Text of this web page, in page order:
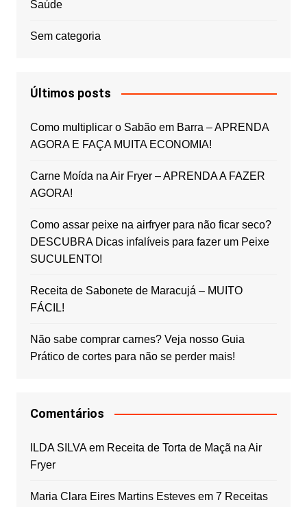
Saúde
Sem categoria
Últimos posts
Como multiplicar o Sabão em Barra – APRENDA
AGORA E FAÇA MUITA ECONOMIA!
Carne Moída na Air Fryer – APRENDA A FAZER
AGORA!
Como assar peixe na airfryer para não ficar seco?
DESCUBRA Dicas infalíveis para fazer um Peixe
SUCULENTO!
Receita de Sabonete de Maracujá – MUITO
FÁCIL!
Não sabe comprar carnes? Veja nosso Guia
Prático de cortes para não se perder mais!
Comentários
ILDA SILVAem Receita de Torta de Maçã na Air
Fryer
Maria Clara Eires Martins Estevesem 7 Receitas